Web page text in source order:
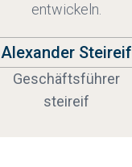
entwickeln.
Alexander Steireif
Geschäftsführer
steireif